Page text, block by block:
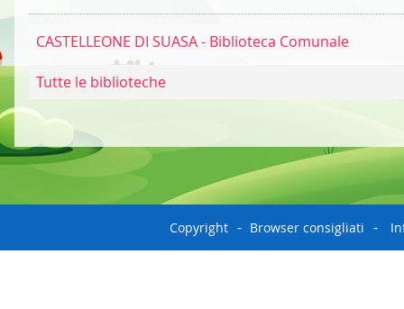
CASTELLEONE DI SUASA - Biblioteca Comunale
Tutte le biblioteche
Copyright Browser consigliati